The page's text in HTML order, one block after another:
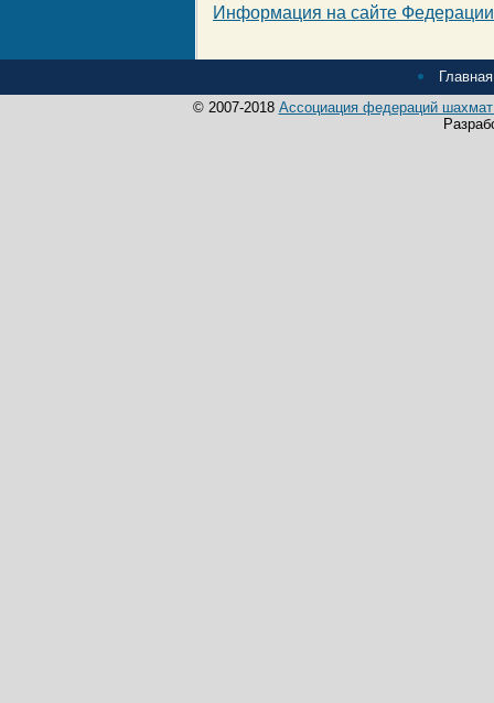
Информация на сайте
© 2007-2018 Ассоциация федераций